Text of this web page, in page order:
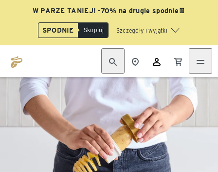
W PARZE TANIEJ! -70% na drugie spodnie👖
SPODNIE Skopiuj Szczegóły i wyjątki